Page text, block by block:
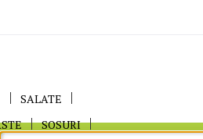
SALATE
SOSURI